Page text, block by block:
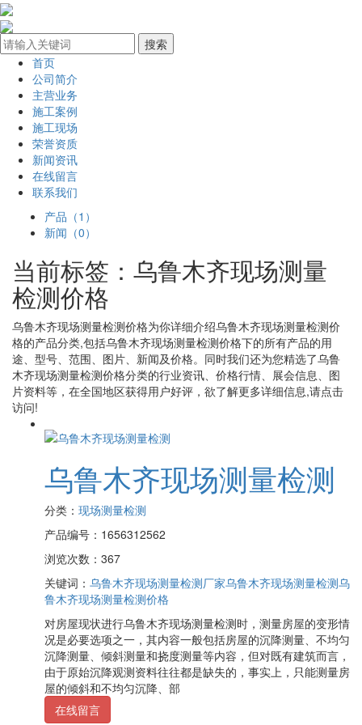
首页
公司简介
主营业务
施工案例
施工现场
荣誉资质
新闻资讯
在线留言
联系我们
产品（1）
新闻（0）
当前标签： 乌鲁木齐现场测量
检测价格
乌鲁木齐现场测量检测价格为你详细介绍乌鲁木齐现场测量检测价
格的产品分类,包括乌鲁木齐现场测量检测价格下的所有产品的用
途、型号、范围、图片、新闻及价格。同时我们还为您精选了乌鲁
木齐现场测量检测价格分类的行业资讯、价格行情、展会信息、图
片资料等，在全国地区获得用户好评，欲了解更多详细信息,请点击
访问!
乌鲁木齐现场测量检测
分类： 现场测量检测
产品编号：1656312562
浏览次数：367
关键词： 乌鲁木齐现场测量检测厂家乌鲁木齐现场测量检测乌
鲁木齐现场测量检测价格
对房屋现状进行乌鲁木齐现场测量检测时，测量房屋的变形情
况是必要选项之一，其内容一般包括房屋的沉降测量、不均匀
沉降测量、倾斜测量和挠度测量等内容，但对既有建筑而言，
由于原始沉降观测资料往往都是缺失的，事实上，只能测量房
屋的倾斜和不均匀沉降、部
在线留言